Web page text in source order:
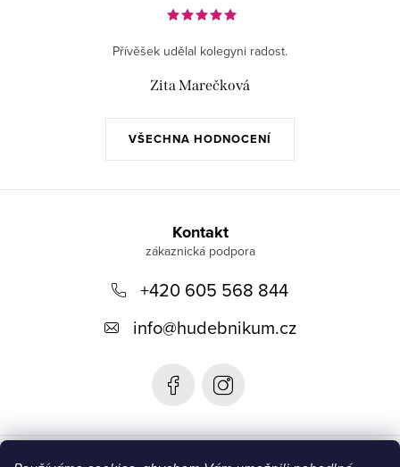
VŠECHNA HODNOCENÍ
Přívěšek udělal kolegyni radost.
Zita Marečková
Kontakt
+420 605 568 844
info@hudebnikum.cz
Informace